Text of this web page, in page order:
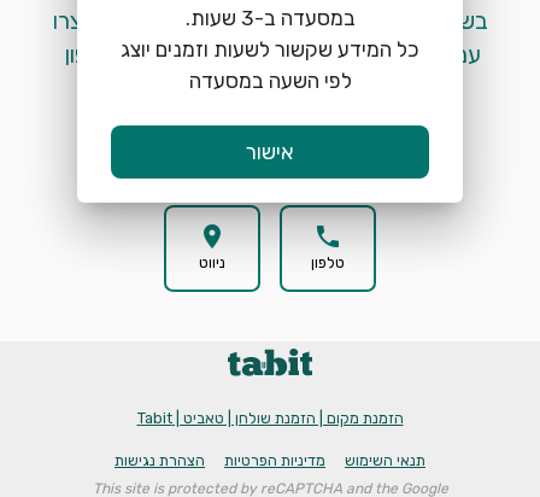
המופיע למטה.
phone
טלפון
location_on
ניווט
הזמנת מקום | הזמנת שולחן | טאביט | Tabit
תנאי השימוש מדיניות הפרטיות הצהרת נגישות
This site is protected by reCAPTCHA and the Google
כל המידע שקשור לשעות וזמנים יוצג
לפי השעה במסעדה
אישור